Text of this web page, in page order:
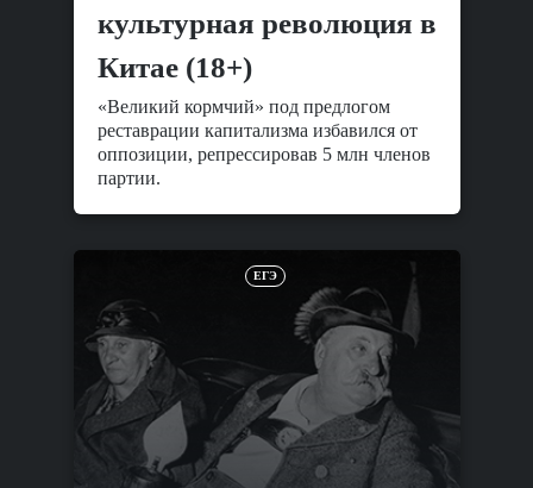
культурная революция в
Китае (18+)
«Великий кормчий» под предлогом
реставрации капитализма избавился от
оппозиции, репрессировав 5 млн членов
партии.
ЕГЭ